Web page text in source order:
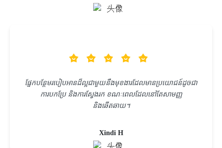
ផ្នែកបន្ថែមរបៀបអានដ៏ល្អជាមួយនឹងមុខងារដែលមានប្រយោជន៍ដូចជា
ការបកប្រែ និងការស្វែងរក ខណៈពេលដែលនៅតែសាមញ្ញ
និងឆើតឆាយ។
Xindi H